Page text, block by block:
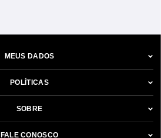
MEUS DADOS
POLÍTICAS
SOBRE
FALE CONOSCO